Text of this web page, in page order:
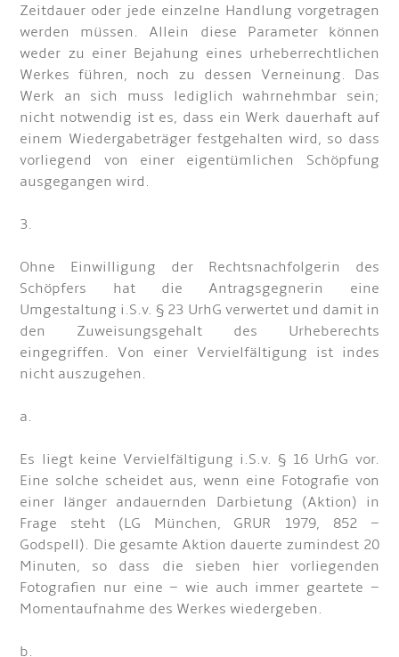
Zeitdauer oder jede einzelne Handlung vorgetragen
werden müssen. Allein diese Parameter können
weder zu einer Bejahung eines urheberrechtlichen
Werkes führen, noch zu dessen Verneinung. Das
Werk an sich muss lediglich wahrnehmbar sein;
nicht notwendig ist es, dass ein Werk dauerhaft auf
einem Wiedergabeträger festgehalten wird, so dass
vorliegend von einer eigentümlichen Schöpfung
ausgegangen wird.
3.
Ohne Einwilligung der Rechtsnachfolgerin des
Schöpfers hat die Antragsgegnerin eine
Umgestaltung i.S.v. § 23 UrhG verwertet und damit in
den Zuweisungsgehalt des Urheberechts
eingegriffen. Von einer Vervielfältigung ist indes
nicht auszugehen.
a.
Es liegt keine Vervielfältigung i.S.v. § 16 UrhG vor.
Eine solche scheidet aus, wenn eine Fotografie von
einer länger andauernden Darbietung (Aktion) in
Frage steht (LG München, GRUR 1979, 852 –
Godspell). Die gesamte Aktion dauerte zumindest 20
Minuten, so dass die sieben hier vorliegenden
Fotografien nur eine – wie auch immer geartete –
Momentaufnahme des Werkes wiedergeben.
b.